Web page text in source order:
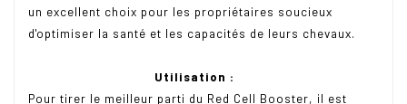
un excellent choix pour les propriétaires soucieux
d'optimiser la santé et les capacités de leurs chevaux.
Utilisation :
Pour tirer le meilleur parti du Red Cell Booster, il est